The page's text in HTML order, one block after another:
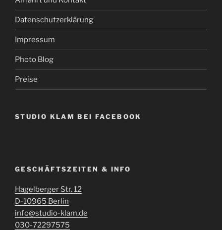
Datenschutzerklärung
Impressum
Photo Blog
Preise
STUDIO KLAM BEI FACEBOOK
GESCHÄFTSZEITEN & INFO
Hagelberger Str. 12
D-10965 Berlin
info@studio-klam.de
030-72297575